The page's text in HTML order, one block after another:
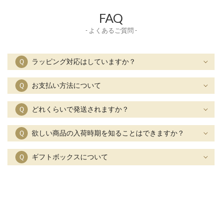
FAQ
- よくあるご質問 -
Ｑ ラッピング対応はしていますか？
Ｑ お支払い方法について
Ｑ どれくらいで発送されますか？
Ｑ 欲しい商品の入荷時期を知ることはできますか？
Ｑ ギフトボックスについて